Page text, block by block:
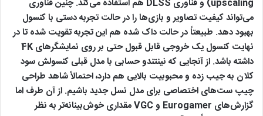
upscaling) و فناوری DLSS هم استفاده می‌کند. چنین فناوری
می‌‌تواند کیفیت تصاویر و بازی‌ها را در حالت تجربه دستی با کنسول
بهبود دهد. طبیعتاً در حالت داک شده هم این تجربه تقویت شده تا در
نهایت کنسول یک خروجی قابل قبول حتی بر روی نمایشگرهای 4K
داشته باشد. از آنجایی که نینتندو حسابی با مدل قبلی کنسولش سود
کلان به جیب زده و محبوبیت بالایی هم دارد، احتمالاً شاهد طراحی
چیپ‌ ست‌های اختصاصی برای مدل نسل جدید باشیم. از آن طرف اما
گزارش‌های Eurogamer و VGC مقداری خوش‌بینانه‌تر به نظر